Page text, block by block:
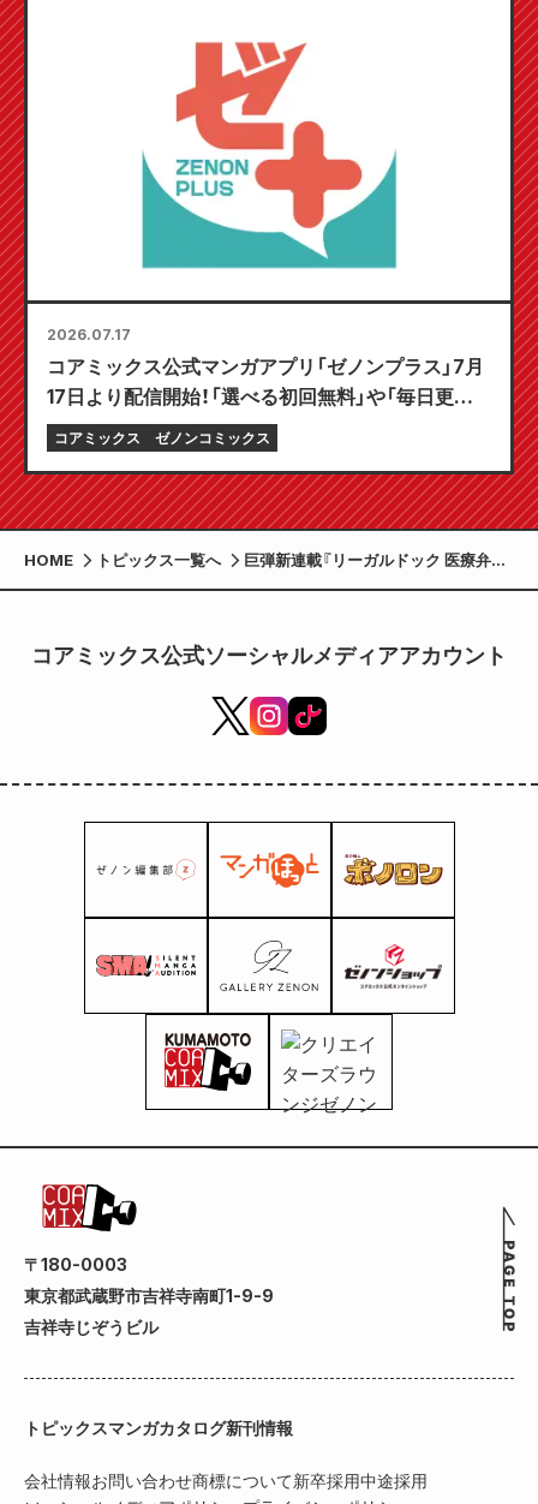
2026.07.17
コアミックス公式マンガアプリ「ゼノンプラス」7月
17日より配信開始！「選べる初回無料」や「毎日更新」
など、とことん楽しむ機能が満載！
コアミックス ゼノンコミックス
HOME トピックス一覧へ
巨弾新連載『リーガルドック 医療弁護
士アラタの証明』開始!!「月刊コミック
コアミックス公式ソーシャルメディアアカウント
〒180-0003
東京都武蔵野市吉祥寺南町1-9-9
吉祥寺じぞうビル
トピックスマンガカタログ新刊情報
会社情報お問い合わせ商標について新卒採用中途採用